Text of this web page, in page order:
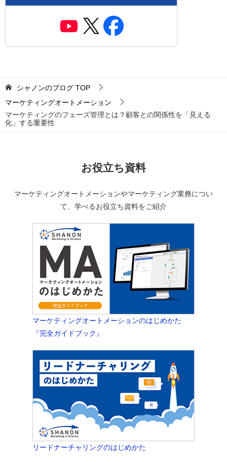
シャノンのブログ TOP
マーケティングオートメーション
マーケティングのフェーズ管理とは？顧客との関係性を「見える
化」する重要性
お役立ち資料
マーケティングオートメーションやマーケティング業務につい
て、学べるお役立ち資料をご紹介
マーケティングオートメーションのはじめかた
『完全ガイドブック』
リードナーチャリングのはじめかた